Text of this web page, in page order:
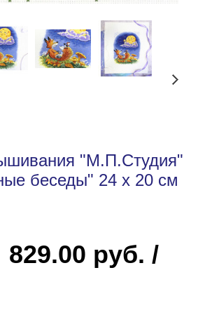
"М.П.Студия"
беседы" 24 х 20 см
829.00 руб. /